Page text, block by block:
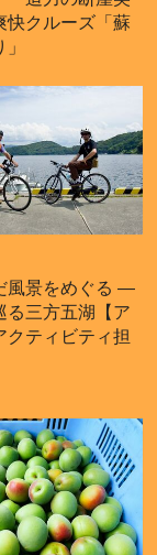
快クルーズ「蘇
風景をめぐる ―
る三方五湖【ア
クティビティ担